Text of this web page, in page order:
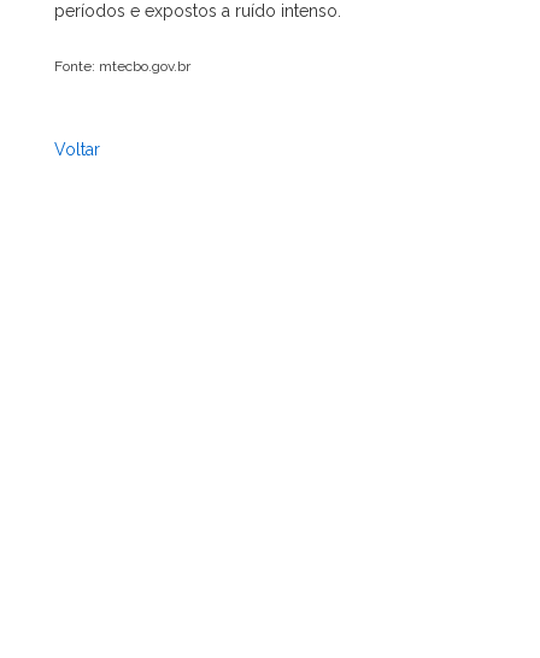
períodos e expostos a ruído intenso.
Fonte: mtecbo.gov.br
Voltar